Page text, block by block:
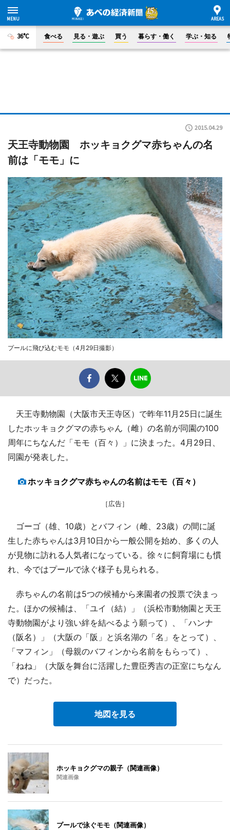
36°C 食べる 見る・遊ぶ 買う 暮らす・働く 学ぶ・知る
2015.04.29
天王寺動物園 ホッキョクグマ赤ちゃんの名
前は「モモ」に
プールに飛び込むモモ（4月29日撮影）
天王寺動物園（大阪市天王寺区）で昨年11月25日に誕生
したホッキョクグマの赤ちゃん（雌）の名前が同園の100
周年にちなんだ「モモ（百々）」に決まった。4月29日、
同園が発表した。
ホッキョクグマ赤ちゃんの名前はモモ（百々）
［広告］
ゴーゴ（雄、10歳）とバフィン（雌、23歳）の間に誕
生した赤ちゃんは3月10日から一般公開を始め、多くの人
が見物に訪れる人気者になっている。徐々に飼育場にも慣
れ、今ではプールで泳ぐ様子も見られる。
赤ちゃんの名前は5つの候補から来園者の投票で決まっ
た。ほかの候補は、「ユイ（結）」（浜松市動物園と天王
寺動物園がより強い絆を結べるよう願って）、「ハンナ
（阪名）」（大阪の「阪」と浜名湖の「名」をとって）、
「マフィン」（母親のバフィンから名前をもらって）、
「ねね」（大阪を舞台に活躍した豊臣秀吉の正室にちなん
で）だった。
地図を見る
ホッキョクグマの親子（関連画像）
関連画像
プールで泳ぐモモ（関連画像）